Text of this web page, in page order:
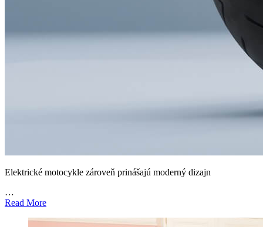
Elektrické motocykle zároveň prinášajú moderný dizajn
…
Read More